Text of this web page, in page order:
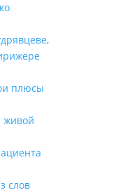
плюсы
живой
слов